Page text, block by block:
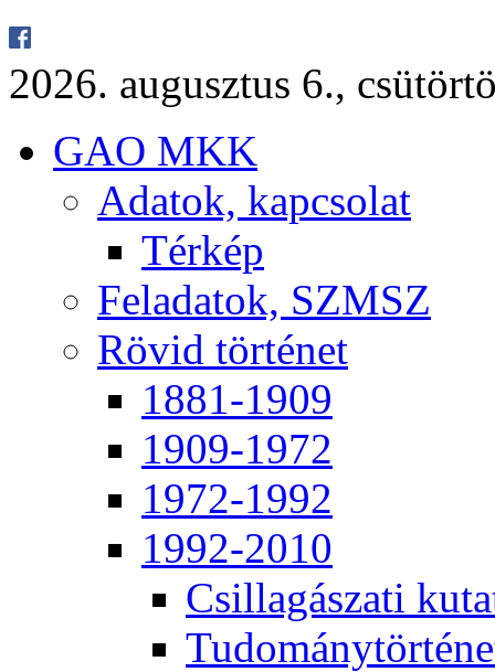
2026. au­gusz­tus 6.,
GAO MKK
Ada­tok, kap­cso­lat
Tér­kép
Fel­ada­tok, SZMSZ
Rö­vid tör­té­net
1881-1909
1909-1972
1972-1992
1992-2010
Csil­la­gá­sza­ti